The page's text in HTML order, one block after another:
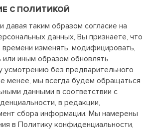
С ПОЛИТИКОЙ
давая таким образом согласие на
данных, Вы признаете, что
изменять, модифицировать,
или иным образом обновлять
усмотрению без предварительного
менее, мы всегда будем обращаться
данными в соответствии с
в редакции,
сбора информации. Мы намерены
в Политику конфиденциальности,